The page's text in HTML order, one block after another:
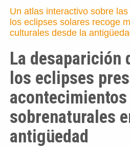
Un atlas interactivo sobre
los eclipses solares recoge
culturales desde la
La desaparición
los eclipses
sobrenaturales
antigüedad